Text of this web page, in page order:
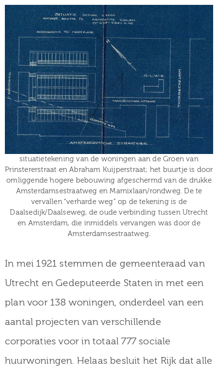
Collectie
situatietekening van de woningen aan de Groen van
Prinstererstraat en Abraham Kuijperstraat; het buurtje is door
omliggende hogere bebouwing afgeschermd van de drukke
Amsterdamsestraatweg en Marnixlaan/rondweg. De te
vervallen “verharde weg” op de tekening is de
Daalsedijk/Daalseweg, de oude verbinding tussen Utrecht
en Amsterdam, die inmiddels vervangen was door de
Amsterdamsestraatweg.
In mei 1921 stemmen de gemeenteraad van
Utrecht en Gedeputeerde Staten in met een
plan voor 138 woningen, onderdeel van een
aantal projecten van verschillende
corporaties voor in totaal 777 sociale
huurwoningen. Helaas besluit het Rijk dat alle